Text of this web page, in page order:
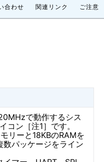
合わせ 関連リンク ご注意
で動作するシス
コン［注1］です。
リーと18KBのRAMを
パッケージをライン